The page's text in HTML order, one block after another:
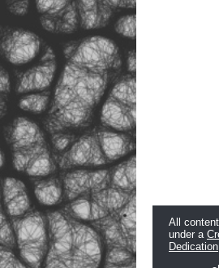
All
under a
Dedication